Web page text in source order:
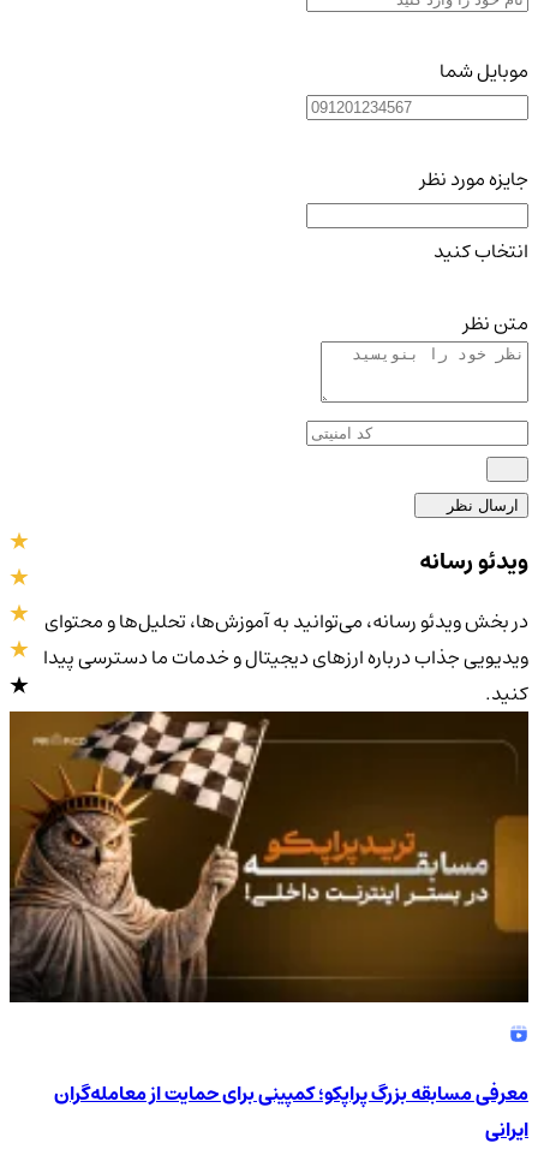
موبایل شما
جایزه مورد نظر
انتخاب کنید
متن نظر
ارسال نظر
4.9/5
ویدئو رسانه
در بخش ویدئو رسانه، می‌توانید به آموزش‌ها، تحلیل‌ها و محتوای
ویدیویی جذاب درباره ارزهای دیجیتال و خدمات ما دسترسی پیدا
کنید.
معرفی مسابقه بزرگ پراپکو؛ کمپینی برای حمایت از معامله‌گران
ایرانی